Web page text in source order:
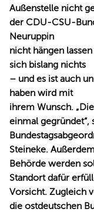
Außenstelle nicht
der CDU-CSU-
Neuruppin
nicht hängen
sich bislang nichts
– und es ist auch
haben wird mit
ihrem Wunsch.
einmal gegründet“,
Steineke.
Behörde werden
Standort dafür
Vorsicht. Zugleich
die ostdeutschen